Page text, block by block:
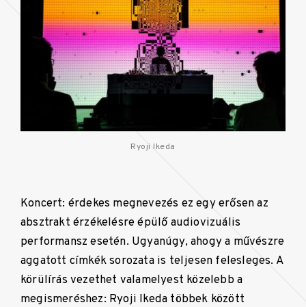
Ryoji Ikeda
Koncert: érdekes megnevezés ez egy erősen az
absztrakt érzékelésre épülő audiovizuális
performansz esetén. Ugyanúgy, ahogy a művészre
aggatott címkék sorozata is teljesen felesleges. A
körülírás vezethet valamelyest közelebb a
megismeréshez: Ryoji Ikeda többek között